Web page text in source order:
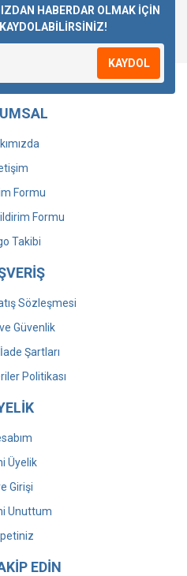
HABERDAR OLMAK İÇİN
KAYDOL
Formu
Formu
Takibi
Sözleşmesi
Güvenlik
Şartları
Politikası
Üyelik
Girişi
Unuttum
EDİN